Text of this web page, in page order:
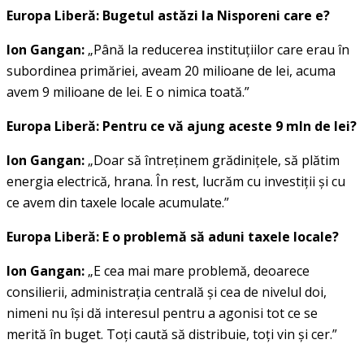
Europa Liberă: Bugetul astăzi la Nisporeni care e?
Ion Gangan: „Până la reducerea instituţiilor care erau în
subordinea primăriei, aveam 20 milioane de lei, acuma
avem 9 milioane de lei. E o nimica toată.”
Europa Liberă: Pentru ce vă ajung aceste 9 mln de lei?
Ion Gangan: „Doar să întreţinem grădiniţele, să plătim
energia electrică, hrana. În rest, lucrăm cu investiţii şi cu
ce avem din taxele locale acumulate.”
Europa Liberă: E o problemă să aduni taxele locale?
Ion Gangan: „E cea mai mare problemă, deoarece
consilierii, administraţia centrală şi cea de nivelul doi,
nimeni nu îşi dă interesul pentru a agonisi tot ce se
merită în buget. Toţi caută să distribuie, toţi vin şi cer.”